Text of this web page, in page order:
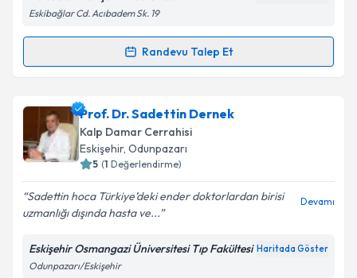
Kişisel verilerimin işlenmesine ilişkin
Metni'ni okudum ve kişisel verilerimin belirtilen
Takvim Talebini Gönder
Eskibağlar Cd. Acıbadem Sk. 19
Randevu Talep Et
Randevu Takvimi Talebi
Prof. Dr. Murat İkizleriçin randevu takvimi talebi
oluşturun. Size bu uzmandan randevu almanız için bir
takvim hazırlandığında e-posta ile bilgilendireceğiz.
Kişisel verilerimin işlenmesine ilişkin Aydınlatma
Metni'ni okudum ve kişisel verilerimin belirtilen
Prof. Dr. Sadettin Dernek
Kalp Damar Cerrahisi
Eskişehir, Odunpazarı
5 (1 Değerlendirme)
Sadettin hoca Türkiye’deki ender doktorlardan birisi
uzmanlığı dışında hasta ve...
Devamı
Eskişehir Osmangazi Üniversitesi Tıp Fakültesi Haritada Göster
Odunpazarı/Eskişehir